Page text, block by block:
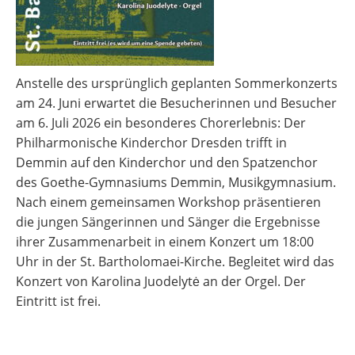
Anstelle des ursprünglich geplanten Sommerkonzerts
am 24. Juni erwartet die Besucherinnen und Besucher
am 6. Juli 2026 ein besonderes Chorerlebnis: Der
Philharmonische Kinderchor Dresden trifft in
Demmin auf den Kinderchor und den Spatzenchor
des Goethe-Gymnasiums Demmin, Musikgymnasium.
Nach einem gemeinsamen Workshop präsentieren
die jungen Sängerinnen und Sänger die Ergebnisse
ihrer Zusammenarbeit in einem Konzert um 18:00
Uhr in der St. Bartholomaei-Kirche. Begleitet wird das
Konzert von Karolina Juodelytė an der Orgel. Der
Eintritt ist frei.